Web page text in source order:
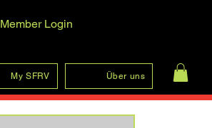
Anmelden
Member Login
My SFRV Über uns